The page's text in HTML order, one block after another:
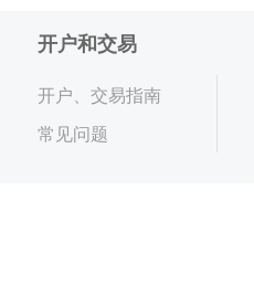
开户和交易
开户、交易指南
常见问题